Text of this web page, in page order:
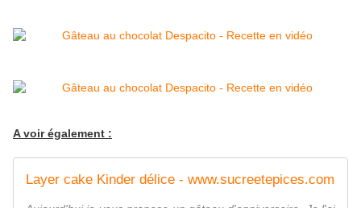
A voir également :
Layer cake Kinder délice - www.sucreetepices.com